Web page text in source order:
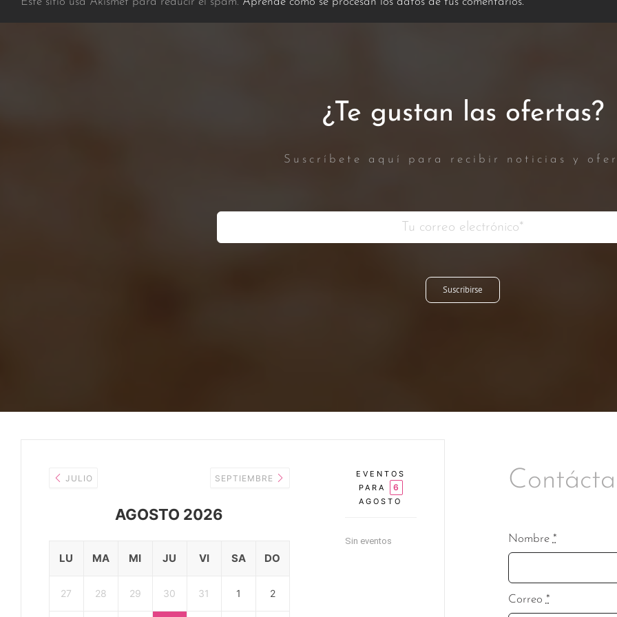
¿Te gustan las ofertas?
Suscríbete aquí para recibir noticias y
Suscribirse
JULIO
AGOSTO 2026
SEPTIEMBRE
LU MA MI JU VI SA DO
27 28 29 30 31 1 2
EVENTOS
PARA
6
AGOSTO
Sin eventos Nombre *
Correo *